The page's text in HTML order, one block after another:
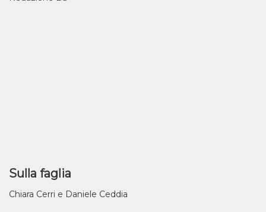
Sulla faglia
Chiara Cerri e Daniele Ceddia